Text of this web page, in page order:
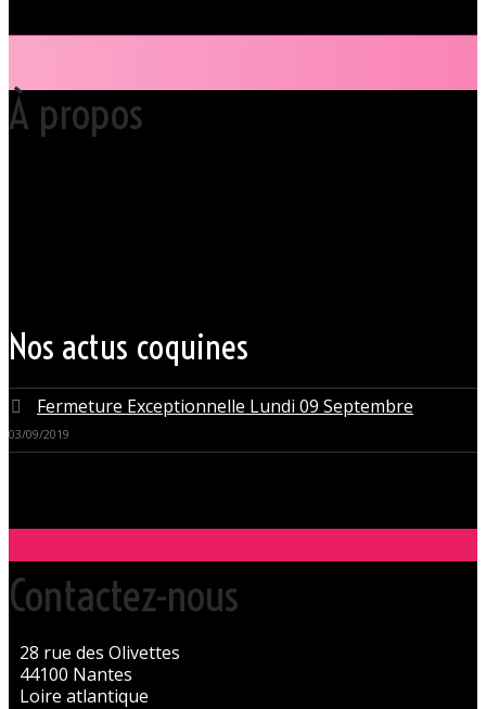
À propos
Nos actus coquines
Fermeture Exceptionnelle Lundi 09 Septembre
03/09/2019
Contactez-nous
28 rue des Olivettes
44100 Nantes
Loire atlantique